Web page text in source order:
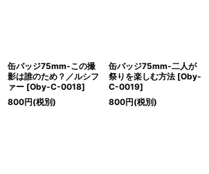
缶バッジ75mm-この撮
影は誰のため？／ルシフ
ァー [Oby-C-0018]
800円(税別)
缶バッジ75mm-二人が
祭りを楽しむ方法 [Oby-
C-0019]
800円(税別)